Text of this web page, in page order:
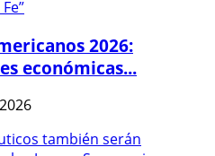
2026:
económicas...